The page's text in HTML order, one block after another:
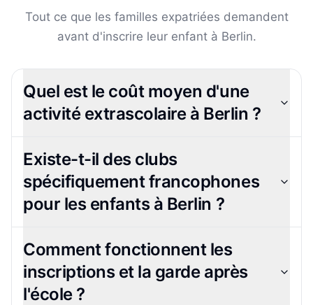
Tout ce que les familles expatriées demandent
avant d'inscrire leur enfant à Berlin.
Quel est le coût moyen d'une
activité extrascolaire à Berlin ?
Existe-t-il des clubs
spécifiquement francophones
pour les enfants à Berlin ?
Comment fonctionnent les
inscriptions et la garde après
l'école ?